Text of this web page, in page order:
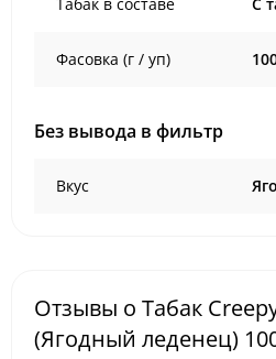
Фасовка (г / уп)
Без вывода в фильтр
Вкус
Отзывы о Табак
(Ягодный леденец)